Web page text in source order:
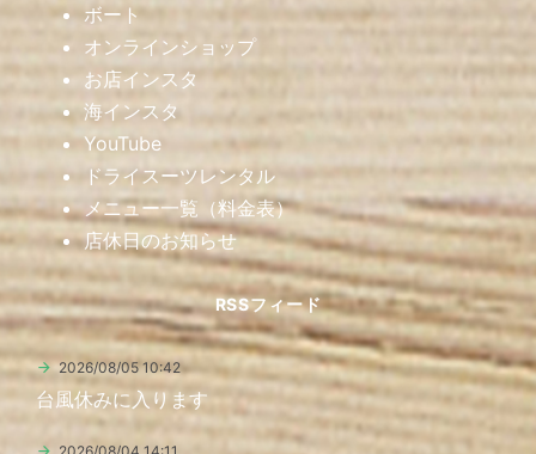
ボート
オンラインショップ
お店インスタ
海インスタ
YouTube
ドライスーツレンタル
メニュー一覧（料金表）
店休日のお知らせ
RSSフィード
2026/08/05 10:42
台風休みに入ります